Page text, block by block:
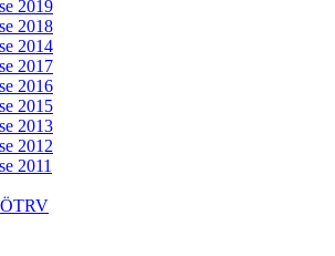
2019
2018
2014
2017
2016
2015
2013
2012
2011